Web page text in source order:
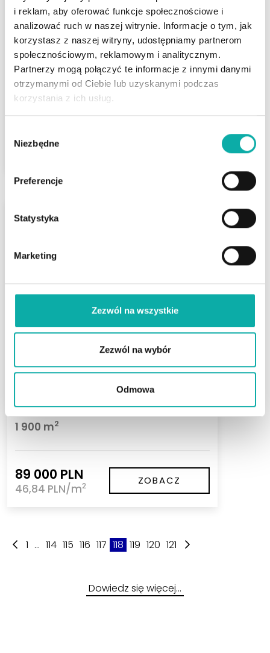
i reklam, aby oferować funkcje społecznościowe i
analizować ruch w naszej witrynie. Informacje o tym, jak
korzystasz z naszej witryny, udostępniamy partnerom
społecznościowym, reklamowym i analitycznym.
Partnerzy mogą połączyć te informacje z innymi danymi
otrzymanymi od Ciebie lub uzyskanymi podczas
korzystania z ich usług.
zgody
Niezbędne
Preferencje
Statystyka
Marketing
Zezwól na wszystkie
Zezwól na wybór
Odmowa
Niecki
NOWA CENA - działka z kanalizacją w
drodze
Powierzchnia
3 874 m2
425 000 PLN
109,71 PLN/m
Chomaszewo
Z lasem i warunkami zabudowy, blisko
Powierzchnia
1 900 m2
89 000 PLN
46,84 PLN/m2 ZOBACZ
1 ... 114 115 116 117 118 119 120 121
Dowiedz się więcej…